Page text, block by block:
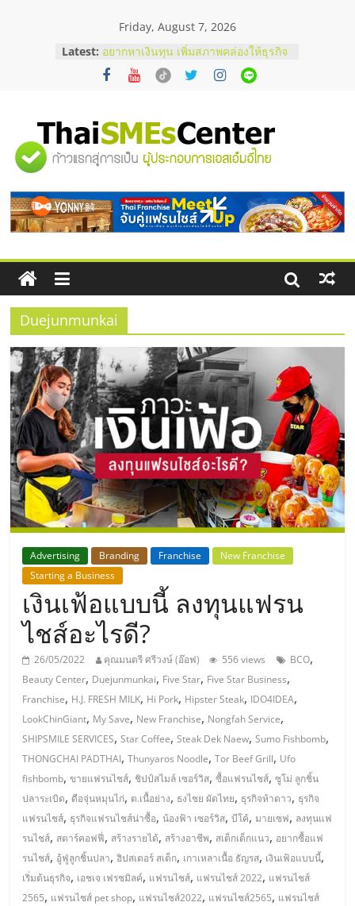
Friday, August 7, 2026
Latest: อยากหาเงินทุน เพิ่มสภาพคล่องให้ธุรกิจ
เริ่มยังไงให้ผ่านฉลุย
สัมมนาออนไลน์ โอกาสบริหารสถานี
ThaiFranchise Meet Up จับคู่แฟรน
ไชส์ ครั้งที่ 8
ร้านเครื่องเสียงคุณภาพสูง พร้อม
บริษัท Cybersecurity ในไทยที่ไหนดี?
วิธีเลือกผู้ให้บริการให้คุ้มค่าและตอบ
โจทย์ธุรกิจ
"ศูนย์
รวม
ข้อมูล
ธุรกิจ
SME
แห่ง
ประเทศไทย,
ThaiSMEsCenter,
รวม
ธุรกิจ
เอ
ส
เอ็
มอี
ไทย,
SMEs,
แฟ
Duejunmunkai
Advertising Branding Franchise
New Franchise
Starting a Business
เงินเฟ้อแบบนี้ ลงทุนแฟรน
ไชส์อะไรดี?
26/05/2022 คุณมนตรี ศรีวงษ์ (อ๊อฟ) 556 views BCO,
Beauty Center, Duejunmunkai, Five Star, Five Star Business,
Franchise, H.J. FRESH MILK, Hi Pork, Hipster Steak, IDO4IDEA,
LookChinGiant, My Save, New Franchise, Nongfah Service,
SHIPSMILE SERVICES,Star Coffee,Steak Dek Naew,Sumo Fishbomb,
THONGCHAI PADTHAI,Thunyaros Noodle,Tor Beef Grill, Ufo
fishbomb,ขายแฟรนไชส์, ชิปป์สไมล์ เซอร์วิส,ซื้อแฟรนไชส์,ซูโม่ ลูกชิ้น
ปลาระเบิด, ดือจุ่นหมุนไก่, ต.เนื้อย่าง, ธงไชย ผัดไทย, ธุรกิจห้าดาว, ธุรกิจ
แฟรนไชส์, ธุรกิจแฟรนไชส์น่าซื้อ,น้องฟ้า เซอร์วิส,บีโค้,มายเซฟ, ลงทุนแฟ
รนไชส์, สตาร์คอฟฟี่, สร้างรายได้, สร้างอาชีพ, สเต็กเด็กแนว, อยากซื้อแฟ
รนไชส์, อู้ฟู่ลูกชิ้นปลา,ฮิปสเตอร์ สเต็ก, เกาเหลาเนื้อ ธัญรส, เงินเฟ้อแบบนี้,
เริ่มต้นธุรกิจ, เอชเจ เฟรชมิลค์, แฟรนไชส์, แฟรนไชส์ 2022, แฟรนไชส์
2565, แฟรนไชส์ pet shop, แฟรนไชส์2022, แฟรนไชส์2565, แฟรนไชส์